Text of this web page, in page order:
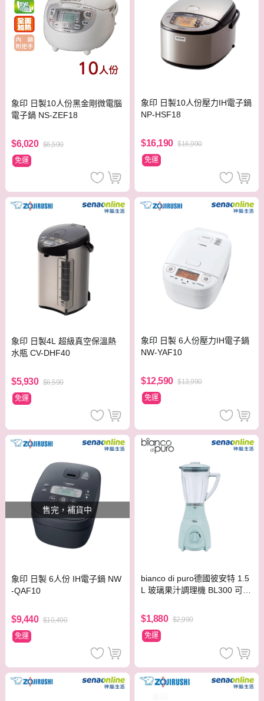
象印 日製10人份黑金剛微電腦
電子鍋 NS-ZEF18
$6,020 $6,590
免運
象印 日製10人份壓力IH電子鍋
NP-HSF18
$16,190 $16,990
免運
象印 日製4L 超級真空保溫熱
水瓶 CV-DHF40
$5,930 $6,590
免運
象印 日製 6人份壓力IH電子鍋
NW-YAF10
$12,590 $13,990
免運
售完，補貨中
象印 日製 6人份 IH電子鍋 NW
-QAF10
$9,440 $10,490
免運
bianco di puro德國彼安特 1.5
L 玻璃果汁調理機 BL300 可製
$1,880 $2,990
免運